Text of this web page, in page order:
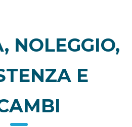
NOLEGGIO,
E